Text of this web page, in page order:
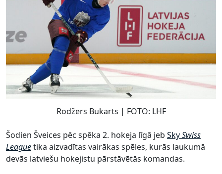
Rodžers Bukarts | FOTO: LHF
Šodien Šveices pēc spēka 2. hokeja līgā jeb SkySwiss
Leaguetika aizvadītas vairākas spēles, kurās laukumā
devās latviešu hokejistu pārstāvētās komandas.